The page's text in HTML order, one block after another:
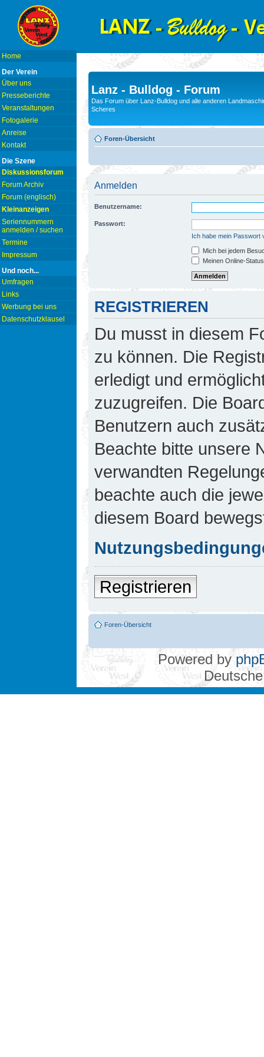
Home
Der Verein
Über uns
Presseberichte
Veranstaltungen
Fotogalerie
Anreise
Kontakt
Die Szene
Diskussionsforum
Forum Archiv
Forum (englisch)
Kleinanzeigen
Seriennummern
anmelden / suchen
Termine
Impressum
Und noch...
Umfragen
Links
Werbung bei uns
Datenschutzklausel
Lanz - Bulldog - Forum
Das Forum über Lanz-Bulldog und alle anderen
Scheres
Foren-Übersicht
Anmelden
Benutzername:
Passwort:
Ich habe mein Passwort
Mich bei jedem
Meinen Online-
REGISTRIEREN
Du musst in diesem
zu können. Die
erledigt und
zuzugreifen. Die
Benutzern auch
Beachte bitte unsere
verwandten
beachte auch die
diesem Board
Registrieren
Foren-Übersicht
Powered by